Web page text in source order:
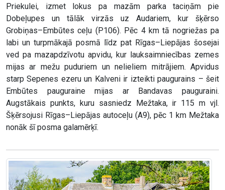
Priekulei, izmet lokus pa mazām parka taciņām pie
Dobeļupes un tālāk virzās uz Audariem, kur šķērso
Grobiņas–Embūtes ceļu (P106). Pēc 4 km tā nogriežas pa
labi un turpmākajā posmā līdz pat Rīgas–Liepājas šosejai
ved pa mazapdzīvotu apvidu, kur lauksaimniecības zemes
mijas ar mežu puduriem un nelieliem mitrājiem. Apvidus
starp Sepenes ezeru un Kalveni ir izteikti paugurains – šeit
Embūtes pauguraine mijas ar Bandavas pauguraini.
Augstākais punkts, kuru sasniedz Mežtaka, ir 115 m vjl.
Šķērsojusi Rīgas–Liepājas autoceļu (A9), pēc 1 km Mežtaka
nonāk šī posma galamērķī.